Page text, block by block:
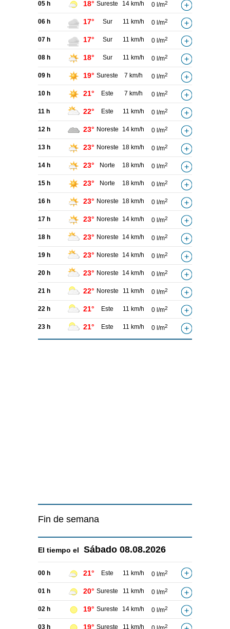
05 h 18° Sureste 14 km/h 0 l/m2
06 h 17° Sur 11 km/h 0 l/m2
07 h 17° Sur 11 km/h 0 l/m2
08 h 18° Sur 11 km/h 0 l/m2
09 h 19° Sureste 7 km/h 0 l/m2
10 h 21° Este 7 km/h 0 l/m2
11 h 22° Este 11 km/h 0 l/m2
12 h 23° Noreste 14 km/h 0 l/m2
13 h 23° Noreste 18 km/h 0 l/m2
14 h 23° Norte 18 km/h 0 l/m2
15 h 23° Norte 18 km/h 0 l/m2
16 h 23° Noreste 18 km/h 0 l/m2
17 h 23° Noreste 14 km/h 0 l/m2
18 h 23° Noreste 14 km/h 0 l/m2
19 h 23° Noreste 14 km/h 0 l/m2
20 h 23° Noreste 14 km/h 0 l/m2
21 h 22° Noreste 11 km/h 0 l/m2
22 h 21° Este 11 km/h 0 l/m2
23 h 21° Este 11 km/h 0 l/m2
Fin de semana
El tiempo el Sábado 08.08.2026
00 h 21° Este 11 km/h 0 l/m2
01 h 20° Sureste 11 km/h 0 l/m2
02 h 19° Sureste 14 km/h 0 l/m2
03 h 19° Sureste 11 km/h 2